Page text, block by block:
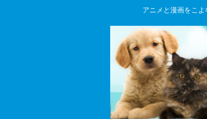
アニメと漫画をこ